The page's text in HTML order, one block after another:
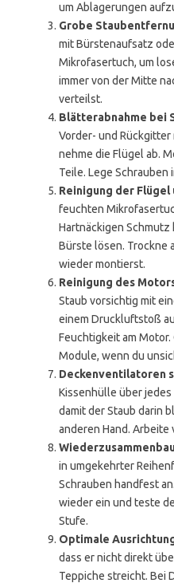
um Ablagerungen
Grobe
mit Bürstenaufsatz
Mikrofasertuch, um
immer von der Mitte
verteilst.
Blätterabnahme bei
Vorder- und
nehme die Flügel ab.
Teile. Lege Schrauben
Reinigung der
feuchten
Hartnäckigen
Bürste lösen. Trockne
wieder montierst.
Reinigung des
Staub vorsichtig mit
einem Druckluftstoß
Feuchtigkeit am
Module, wenn du
Deckenventilatoren
Kissenhülle über
damit der Staub darin
anderen Hand. Arbeite
in umgekehrter
Schrauben handfest
wieder ein und teste
Stufe.
Optimale
dass er nicht direkt
Teppiche streicht. Bei